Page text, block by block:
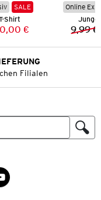
SALE
Shirt
Preis:
Preis:
€
Online
9,99 €
Filialen